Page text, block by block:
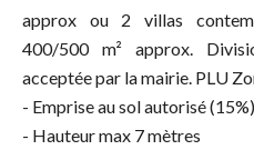
approx ou 2 villas
400/500 m² approx.
acceptée par la mairie. PLU
- Emprise au sol autorisé
- Hauteur max 7 mètres